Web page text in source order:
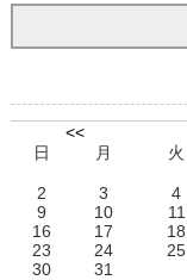
<<
日
月 火
2
3 4
9
10 11
16
17 18
23
24 25
30
31